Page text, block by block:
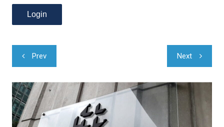
Navegação
de
Post
Prev Next